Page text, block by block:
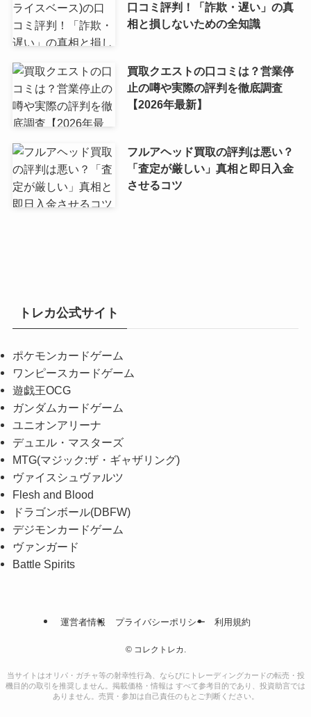
口コミ評判！「詐欺・遅い」の真
相と損しないための全知識
買取クエストの口コミは？営業停
止の噂や実際の評判を徹底調査
【2026年最新】
フルアヘッド買取の評判は悪い？
「査定が厳しい」真相と即日入金
させるコツ
トレカ公式サイト
ポケモンカードゲーム
ワンピースカードゲーム
遊戯王OCG
ガンダムカードゲーム
ユニオンアリーナ
デュエル・マスターズ
MTG(マジック:ザ・ギャザリング)
ヴァイスシュヴァルツ
Flesh and Blood
ドラゴンボール(DBFW)
デジモンカードゲーム
ヴァンガード
Battle Spirits
運営者情報 プライバシーポリシー 利用規約
©コレクトレカ.
当サイトはオリパ・ガチャ等の射幸性行為、ならびにトレーディングカードの転売・投
機目的の取引を推奨しません。掲載価格・情報は すべて参考目的であり、投資助言では
ありません。売買・参加は自己責任のもとご判断ください。